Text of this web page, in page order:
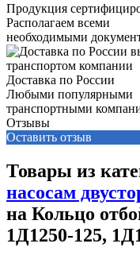
Продукция
Располагаем всеми
необходимыми
Доставка по России
Любыми популярными
транспортными
Отзывы
Оставить отзыв
Товары из
насосам
на Кольцо
1Д1250-125,